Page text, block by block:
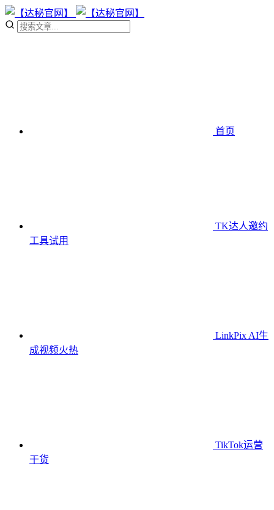
首页
TK达人邀约
工具试用
LinkPix AI生
成视频火热
TikTok运营
干货